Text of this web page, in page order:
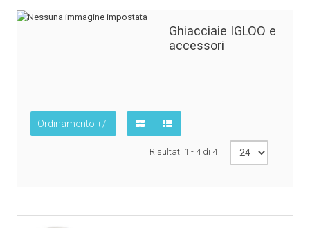
Ghiacciaie IGLOO e
accessori
Ordinamento +/-
Risultati 1 - 4 di 4